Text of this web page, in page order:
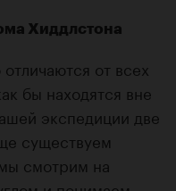
Хиддлстона
от всех
бы находятся вне
экспедиции две
существуем
смотрим на